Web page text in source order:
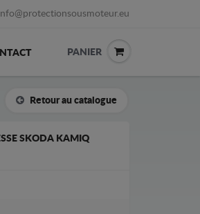
PANIER
Retour au catalogue
SKODA KAMIQ